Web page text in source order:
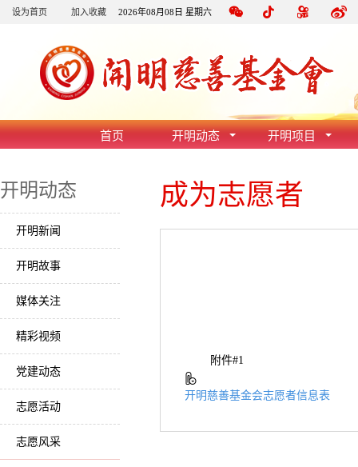
设为首页 加入收藏 2026年08月08日 星期六
首页 开明动态 开明项目
开明动态
开明新闻
开明故事
媒体关注
精彩视频
党建动态
志愿活动
志愿风采
成为志愿者
附件#1
开明慈善基金会志愿者信息表